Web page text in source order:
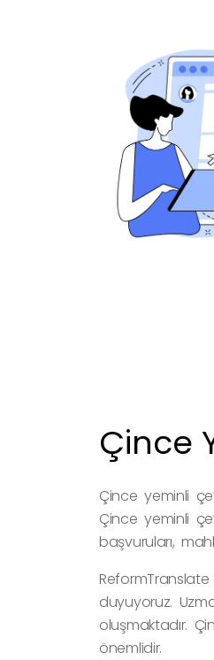
Çince
Çince yeminli
Çince yeminli
başvuruları,
duyuyoruz.
oluşmaktadır.
önemlidir.